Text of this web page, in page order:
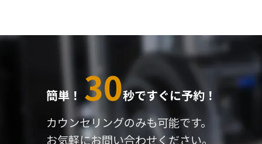
簡単！ 30秒ですぐに予約！
カウンセリングのみも可能です。
お気軽にお問い合わせください。